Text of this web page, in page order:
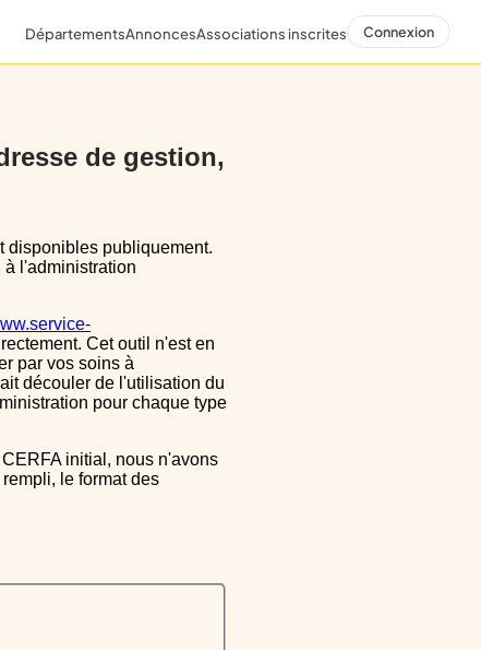
DépartementsAnnoncesAssociations inscrites Connexion
de gestion,
l'administration
Cet outil n'est en
par vos soins à
découler de l'utilisation du
pour chaque type
le format des